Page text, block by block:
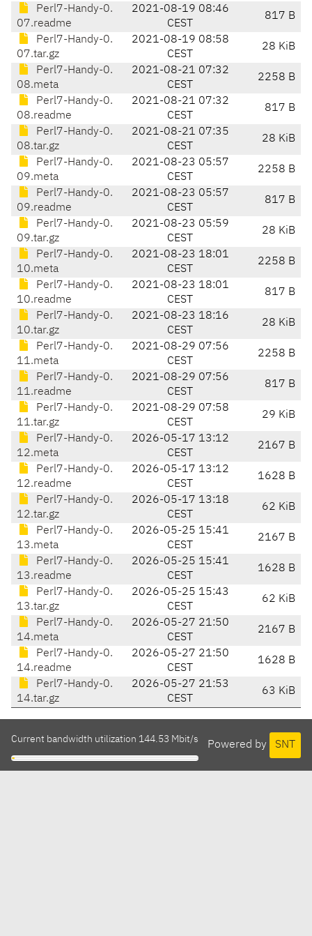
Perl7-Handy-0.
07.readme
2021-08-19 08:46
CEST
817 B
Perl7-Handy-0.
07.tar.gz
2021-08-19 08:58
CEST
28 KiB
Perl7-Handy-0.
08.meta
2021-08-21 07:32
CEST
2258 B
Perl7-Handy-0.
08.readme
2021-08-21 07:32
CEST
817 B
Perl7-Handy-0.
08.tar.gz
2021-08-21 07:35
CEST
28 KiB
Perl7-Handy-0.
09.meta
2021-08-23 05:57
CEST
2258 B
Perl7-Handy-0.
09.readme
2021-08-23 05:57
CEST
817 B
Perl7-Handy-0.
09.tar.gz
2021-08-23 05:59
CEST
28 KiB
Perl7-Handy-0.
10.meta
2021-08-23 18:01
CEST
2258 B
Perl7-Handy-0.
10.readme
2021-08-23 18:01
CEST
817 B
Perl7-Handy-0.
10.tar.gz
2021-08-23 18:16
CEST
28 KiB
Perl7-Handy-0.
11.meta
2021-08-29 07:56
CEST
2258 B
Perl7-Handy-0.
11.readme
2021-08-29 07:56
CEST
817 B
Perl7-Handy-0.
11.tar.gz
2021-08-29 07:58
CEST
29 KiB
Perl7-Handy-0.
12.meta
2026-05-17 13:12
CEST
2167 B
Perl7-Handy-0.
12.readme
2026-05-17 13:12
CEST
1628 B
Perl7-Handy-0.
12.tar.gz
2026-05-17 13:18
CEST
62 KiB
Perl7-Handy-0.
13.meta
2026-05-25 15:41
CEST
2167 B
Perl7-Handy-0.
13.readme
2026-05-25 15:41
CEST
1628 B
Perl7-Handy-0.
13.tar.gz
2026-05-25 15:43
CEST
62 KiB
Perl7-Handy-0.
14.meta
2026-05-27 21:50
CEST
2167 B
Perl7-Handy-0.
14.readme
2026-05-27 21:50
CEST
1628 B
Perl7-Handy-0.
14.tar.gz
2026-05-27 21:53
CEST
63 KiB
Powered by SNT
Current bandwidth utilization 144.53 Mbit/s